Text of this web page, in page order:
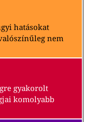
hatásokat
nem
gyakorolt
komolyabb